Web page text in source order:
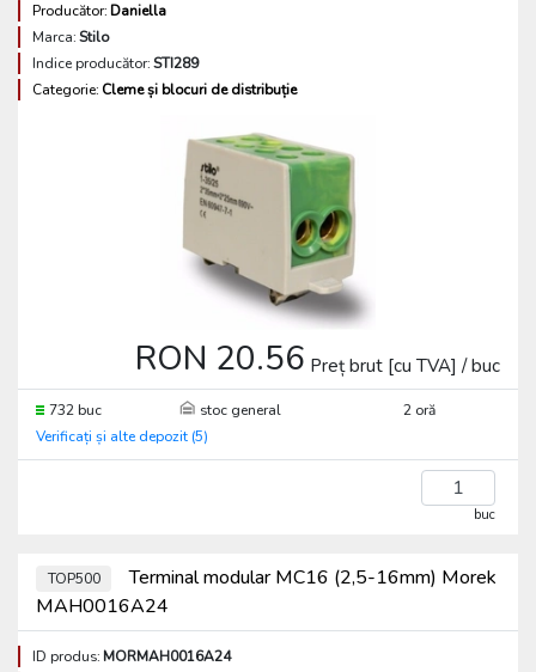
Producător:Daniella
Marca:Stilo
Indice producător:STI289
Categorie: Cleme și blocuri de distribuție
RON 20.56 Preț brut [cu TVA] / buc
732 buc stoc general
2 oră
Verificați și alte depozit (5)
buc
TOP500
Terminal modular MC16 (2,5-16mm) Morek
MAH0016A24
ID produs:MORMAH0016A24